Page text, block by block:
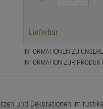
Lieferbar
INFORMATIONEN ZU
INFORMATION ZUR
und Dekorationen im